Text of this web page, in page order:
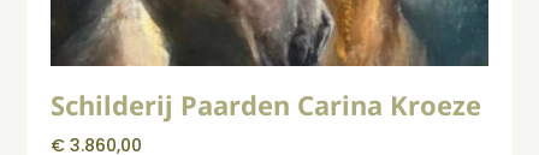
Schilderij Paarden Carina Kroeze
€ 3.860,00